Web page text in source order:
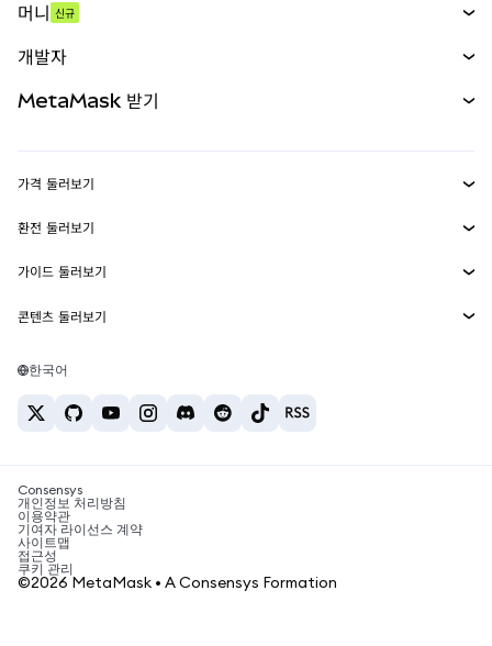
무기한 선물
실물자산
머니 신규
개발자
MetaMask Connect
Snaps
웹3 서비스
MetaMask 받기
보안
고객 지원
채용
가격 둘러보기
이더리움 가격
솔라나 가격
테더 가격
환전 둘러보기
ETH를 USD로 환전
USDT를 INR로 환전
BTC를 INR로 환전
ETH를 USDT로 환전
가이드 둘러보기
ETH 매수
USDT 매수
SHIB 매수
BNB 매수
콘텐츠 둘러보기
솔라나 지갑
암호화폐 세금 뉴스
암호화폐 매수 방법
비트코인 매도 방법
한국어
Consensys
개인정보 처리방침
이용약관
기여자 라이선스 계약
사이트맵
접근성
쿠키 관리
©2026 MetaMask • A Consensys Formation